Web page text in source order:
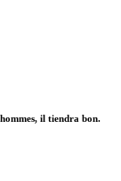
il tiendra bon.